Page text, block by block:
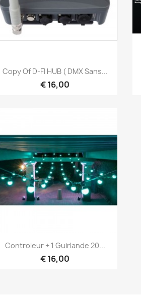
Snel bekijken
Copy Of D-FI HUB ( DMX Sans...
€ 16,00
Snel bekijken
Controleur + 1 Guirlande 20...
€ 16,00